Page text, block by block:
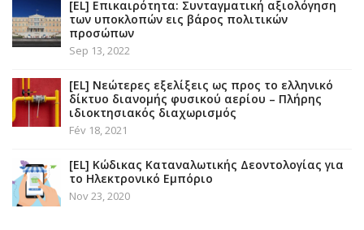
[EL] Επικαιρότητα: Συνταγματική αξιολόγηση
των υποκλοπών εις βάρος πολιτικών
προσώπων
Sep 13, 2022
[EL] Νεώτερες εξελίξεις ως προς το ελληνικό
δίκτυο διανομής φυσικού αερίου – Πλήρης
ιδιοκτησιακός διαχωρισμός
Fév 18, 2021
[EL] Κώδικας Καταναλωτικής Δεοντολογίας για
το Ηλεκτρονικό Εμπόριο
Nov 23, 2020